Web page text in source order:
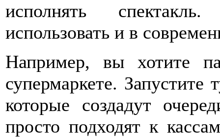
исполнять
использовать и в
Например, вы хотите
супермаркете. Запустите
которые создадут
просто подходят к